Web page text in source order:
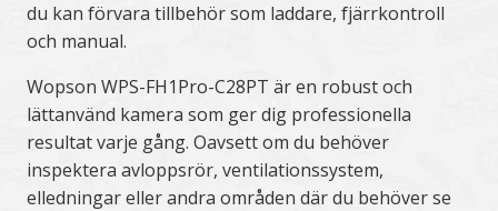
du kan förvara tillbehör som laddare, fjärrkontroll
och manual.
Wopson WPS-FH1Pro-C28PT är en robust och
lättanvänd kamera som ger dig professionella
resultat varje gång. Oavsett om du behöver
inspektera avloppsrör, ventilationssystem,
elledningar eller andra områden där du behöver se